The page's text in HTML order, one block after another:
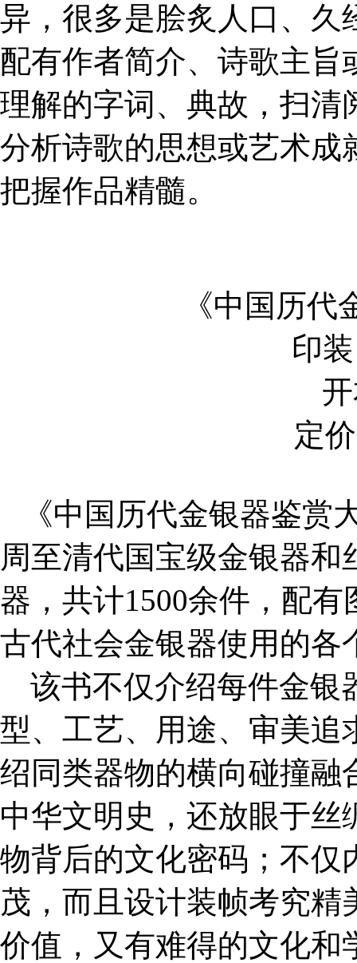
异，很多是脍炙人口、久
配有作者简介、诗歌主旨
理解的字词、典故，扫清
分析诗歌的思想或艺术成
把握作品精髓。
《中国历
印
定
《中国历代金银器鉴赏
周至清代国宝级金银器
器，共计1500余件，配有
古代社会金银器使用的各
该书不仅介绍每件金银
型、工艺、用途、审美追
绍同类器物的横向碰撞融
中华文明史，还放眼于
物背后的文化密码；不仅
茂，而且设计装帧考究
价值，又有难得的文化和